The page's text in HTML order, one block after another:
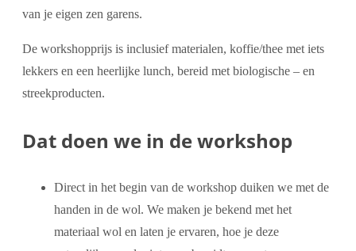
van je eigen zen garens.
De workshopprijs is inclusief materialen, koffie/thee met iets
lekkers en een heerlijke lunch, bereid met biologische – en
streekproducten.
Dat doen we in de workshop
Direct in het begin van de workshop duiken we met de
handen in de wol. We maken je bekend met het
materiaal wol en laten je ervaren, hoe je deze